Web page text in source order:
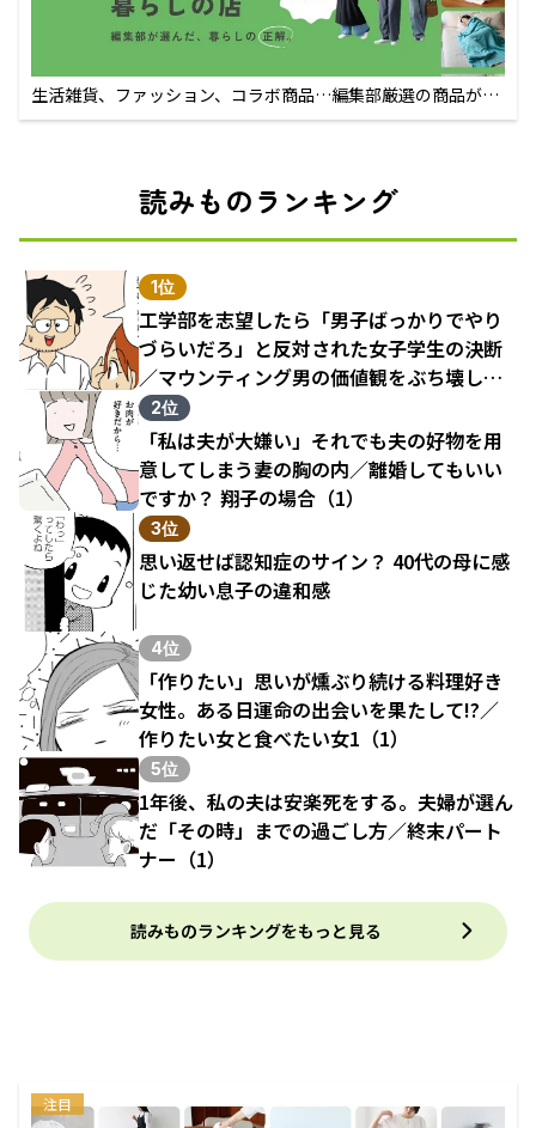
生活雑貨、ファッション、コラボ商品…編集部厳選の商品が買
えるECサイト
読みものランキング
1位
工学部を志望したら「男子ばっかりでやり
づらいだろ」と反対された女子学生の決断
／マウンティング男の価値観をぶち壊した
結果（1）
2位
「私は夫が大嫌い」それでも夫の好物を用
意してしまう妻の胸の内／離婚してもいい
ですか？ 翔子の場合（1）
3位
思い返せば認知症のサイン？ 40代の母に感
じた幼い息子の違和感
4位
「作りたい」思いが燻ぶり続ける料理好き
女性。ある日運命の出会いを果たして!?／
作りたい女と食べたい女1（1）
5位
1年後、私の夫は安楽死をする。夫婦が選ん
だ「その時」までの過ごし方／終末パート
ナー（1）
読みものランキングをもっと見る
注目